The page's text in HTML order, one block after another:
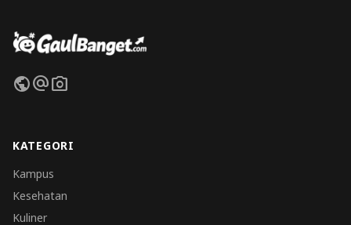
publicalternate_emailphoto_camera
KATEGORI
Kampus
Kesehatan
Kuliner